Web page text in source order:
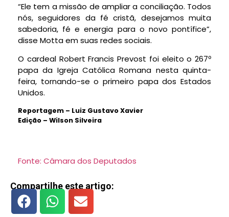
“Ele tem a missão de ampliar a conciliação. Todos
nós, seguidores da fé cristã, desejamos muita
sabedoria, fé e energia para o novo pontífice”,
disse Motta em suas redes sociais.
O cardeal Robert Francis Prevost foi eleito o 267º
papa da Igreja Católica Romana nesta quinta-
feira, tornando-se o primeiro papa dos Estados
Unidos.
Reportagem – Luiz Gustavo Xavier
Edição – Wilson Silveira
Fonte: Câmara dos Deputados
Compartilhe este artigo: